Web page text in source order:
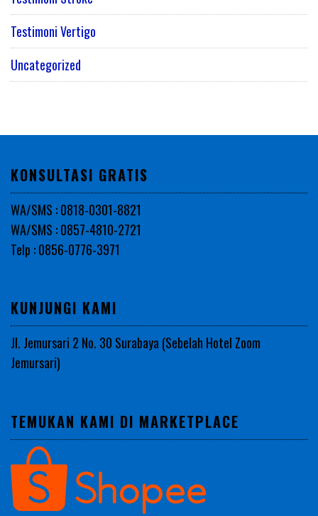
Testimoni Vertigo
Uncategorized
KONSULTASI GRATIS
WA/SMS : 0818-0301-8821
WA/SMS : 0857-4810-2721
Telp : 0856-0776-3971
KUNJUNGI KAMI
Jl. Jemursari 2 No. 30 Surabaya (Sebelah Hotel Zoom
Jemursari)
TEMUKAN KAMI DI MARKETPLACE